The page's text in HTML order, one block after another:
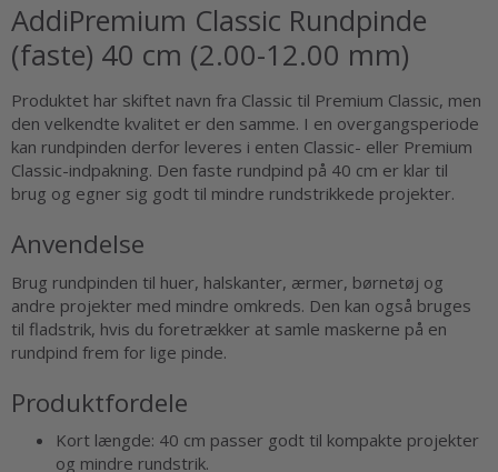
AddiPremium Classic Rundpinde
(faste) 40 cm (2.00-12.00 mm)
Produktet har skiftet navn fra Classic til Premium Classic, men
den velkendte kvalitet er den samme. I en overgangsperiode
kan rundpinden derfor leveres i enten Classic- eller Premium
Classic-indpakning. Den faste rundpind på 40 cm er klar til
brug og egner sig godt til mindre rundstrikkede projekter.
Anvendelse
Brug rundpinden til huer, halskanter, ærmer, børnetøj og
andre projekter med mindre omkreds. Den kan også bruges
til fladstrik, hvis du foretrækker at samle maskerne på en
rundpind frem for lige pinde.
Produktfordele
Kort længde: 40 cm passer godt til kompakte projekter
og mindre rundstrik.